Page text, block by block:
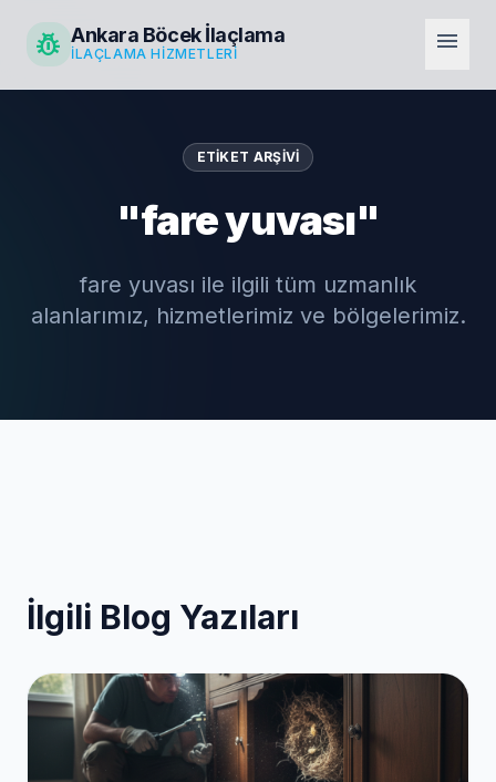
pest_control Ankara Böcek İlaçlama
İLAÇLAMA HIZMETLERI menu
ETIKET ARŞIVI
"fare yuvası"
fare yuvası ile ilgili tüm uzmanlık
alanlarımız, hizmetlerimiz ve bölgelerimiz.
İlgili Blog Yazıları